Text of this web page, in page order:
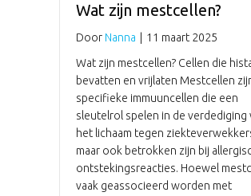
Wat zijn mestcellen?
Door Nanna
11 maart 2025
Wat zijn mestcellen? Cellen die
bevatten en vrijlaten Mestcellen
specifieke immuuncellen die een
sleutelrol spelen in de verdediging
het lichaam tegen
maar ook betrokken zijn bij
ontstekingsreacties. Hoewel
vaak geassocieerd worden met